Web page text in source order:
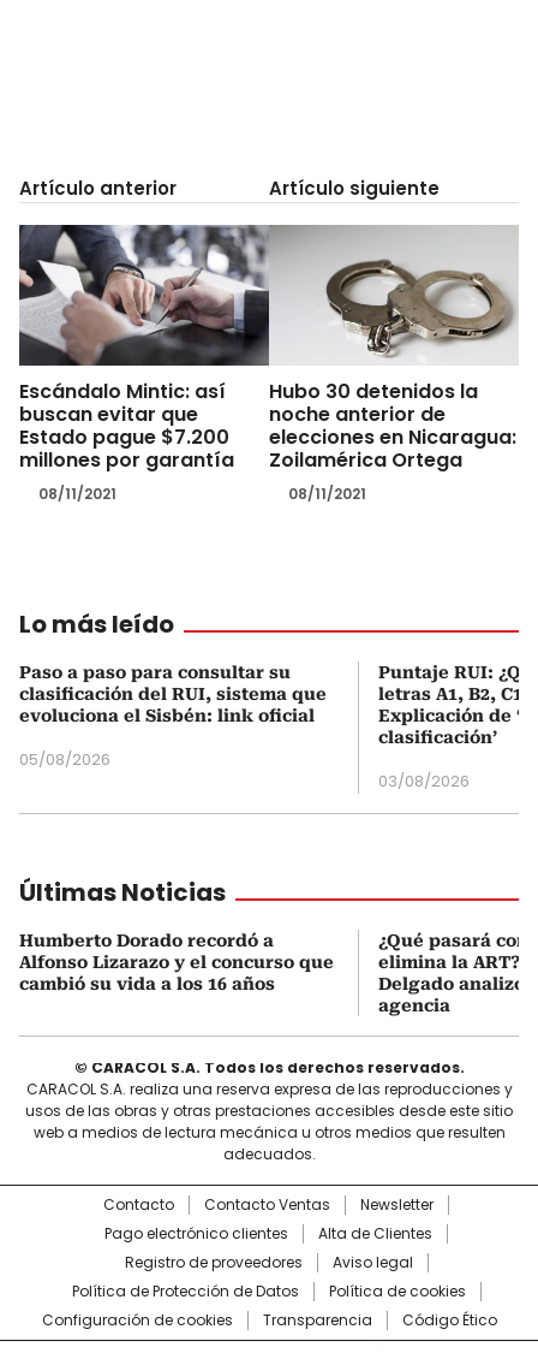
Artículo anterior
Escándalo Mintic: así
buscan evitar que
Estado pague $7.200
millones por garantía
08/11/2021
Artículo siguiente
Hubo 30 detenidos la
noche anterior de
elecciones en Nicaragua:
Zoilamérica Ortega
08/11/2021
Lo más leído
Paso a paso para consultar su
clasificación del RUI, sistema que
evoluciona el Sisbén: link oficial
05/08/2026
Puntaje RUI:
letras A1, B2, C1
Explicación de
clasificación’
03/08/2026
Últimas Noticias
Humberto Dorado recordó a
Alfonso Lizarazo y el concurso que
cambió su vida a los 16 años
¿Qué pasará con
elimina la ART?
Delgado analizó
agencia
© CARACOL S.A. Todos los derechos reservados.
CARACOL S.A. realiza una reserva expresa de las reproducciones y
usos de las obras y otras prestaciones accesibles desde este sitio
web a medios de lectura mecánica u otros medios que resulten
adecuados.
Contacto Contacto Ventas
Newsletter
Pago electrónico clientes
Alta de Clientes
Registro de proveedores
Aviso legal
Política de Protección de Datos
Política de cookies
Configuración de cookies
Transparencia Código Ético